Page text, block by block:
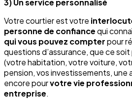
3) Un service personnalisé
Votre courtier est votre
personne de confiancequi
qui vous pouvez compterpour
questions d’assurance, que ce soit
(votre habitation, votre voiture,
pension, vos investissements, une
encore pourvotre vie
entreprise.